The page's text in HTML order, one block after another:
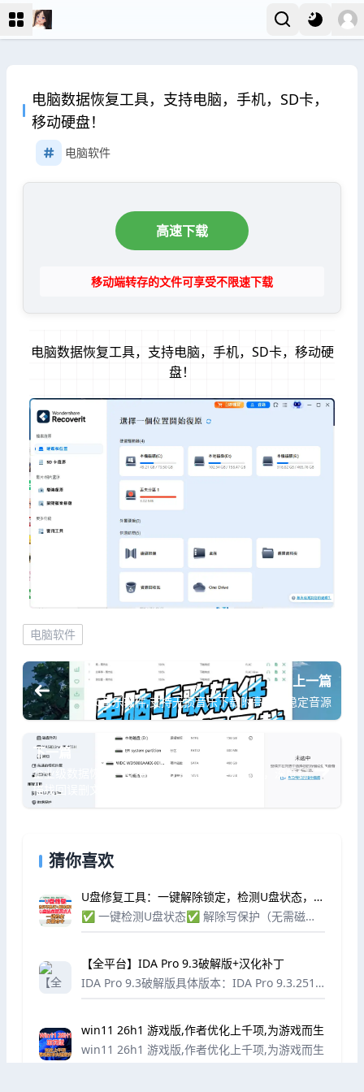
电脑数据恢复工具，支持电脑，手机，SD卡，
移动硬盘！
电脑软件
高速下载
移动端转存的文件可享受不限速下载
电脑数据恢复工具，支持电脑，手机，SD卡，移动硬
盘！
电脑软件
上一篇
Pc音乐软件,支持无损音乐下载附高质量稳定音源
下一篇
企业级数据恢复，支持硬盘SSD/U盘/手机内存，深度扫
描找回误删文件！
猜你喜欢
U盘修复工具：一键解除锁定，检测U盘状态，修
复坏扇区
✅ 一键检测U盘状态✅ 解除写保护（无需磁盘
修复 → 等完成
【全平台】IDA Pro 9.3破解版+汉化补丁
IDA Pro 9.3破解版具体版本：IDA Pro 9.3.2512
根目录打开I...
win11 26h1 游戏版,作者优化上千项,为游戏而生
win11 26h1 游戏版,作者优化上千项,为游戏而生